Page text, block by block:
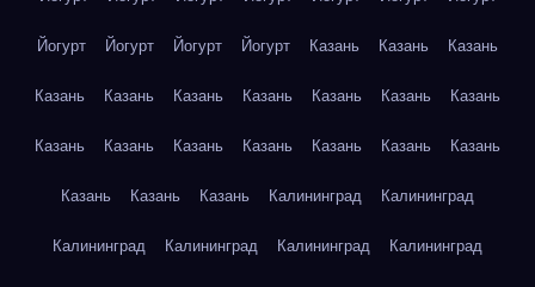
Йогурт Йогурт Йогурт Йогурт Казань Казань Казань
Казань Казань Казань Казань Казань Казань Казань
Казань Казань Казань Казань Казань Казань Казань
Казань Казань Казань Калининград Калининград
Калининград Калининград Калининград Калининград